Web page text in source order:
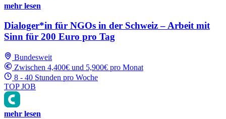
mehr lesen
Dialoger*in für NGOs in der Schweiz – Arbeit mit
Sinn für 200 Euro pro Tag
Bundesweit
Zwischen 4,400€ und 5,900€ pro Monat
8 - 40 Stunden pro Woche
TOP JOB
mehr lesen